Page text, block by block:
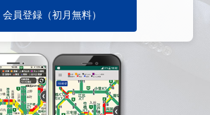
会員登録（初月無料）